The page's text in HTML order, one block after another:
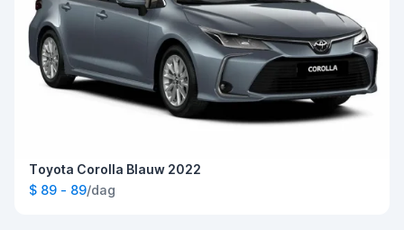
Toyota Corolla Blauw 2022
$ 89 - 89/dag